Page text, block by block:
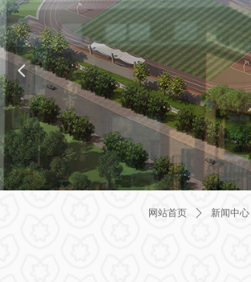
넳
网站首页 ꄲ 新闻中心